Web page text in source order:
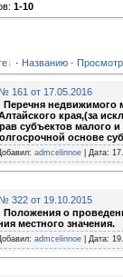
: 1-10
· Названию ·
161 от 17.05.2016
недвижимого
края,(за
субъектов малого
основе
admcelinnoe | Дата:
322 от 19.10.2015
о
местного значения.
admcelinnoe | Дата: